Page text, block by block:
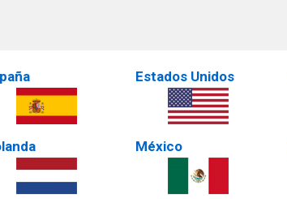
Estados Unidos
México